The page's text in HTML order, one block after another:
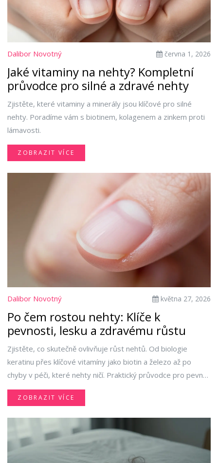
Dalibor Novotný června 1, 2026
Jaké vitaminy na nehty? Kompletní
průvodce pro silné a zdravé nehty
Zjistěte, které vitaminy a minerály jsou klíčové pro silné
nehty. Poradíme vám s biotinem, kolagenem a zinkem proti
lámavosti.
ZOBRAZIT VÍCE
Dalibor Novotný května 27, 2026
Po čem rostou nehty: Klíče k
pevnosti, lesku a zdravému růstu
Zjistěte, co skutečně ovlivňuje růst nehtů. Od biologie
keratinu přes klíčové vitamíny jako biotin a železo až po
chyby v péči, které nehty ničí. Praktický průvodce pro pevné
a zdravé nehty.
ZOBRAZIT VÍCE